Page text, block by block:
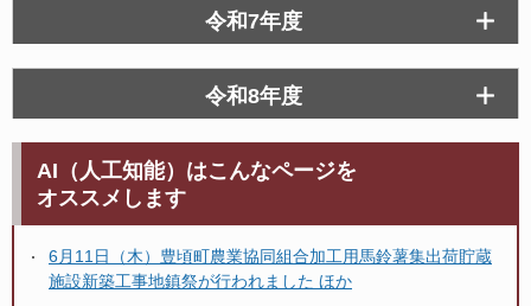
令和7年度
令和8年度
AI（人工知能）はこんなページを
オススメします
6月11日（木）豊頃町農業協同組合加工用馬鈴薯集出荷貯蔵
施設新築工事地鎮祭が行われました ほか